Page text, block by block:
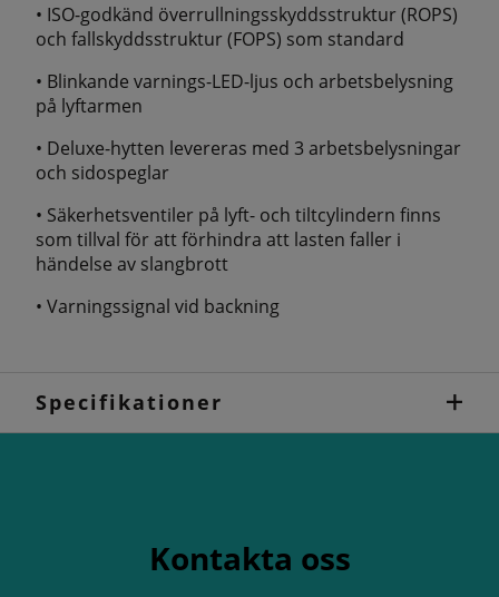
• ISO-godkänd överrullningsskyddsstruktur (ROPS)
och fallskyddsstruktur (FOPS) som standard
• Blinkande varnings-LED-ljus och arbetsbelysning
på lyftarmen
• Deluxe-hytten levereras med 3 arbetsbelysningar
och sidospeglar
• Säkerhetsventiler på lyft- och tiltcylindern finns
som tillval för att förhindra att lasten faller i
händelse av slangbrott
• Varningssignal vid backning
Specifikationer
Kontakta oss